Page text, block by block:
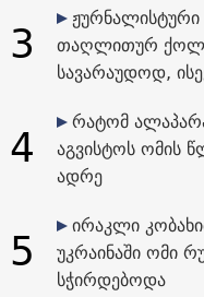
3
თაღლითურ
სავარაუდოდ,
4
რატომ
აგვისტოს ომის
ადრე
5
ირაკლი
უკრაინაში ომი
სჭირდებოდა